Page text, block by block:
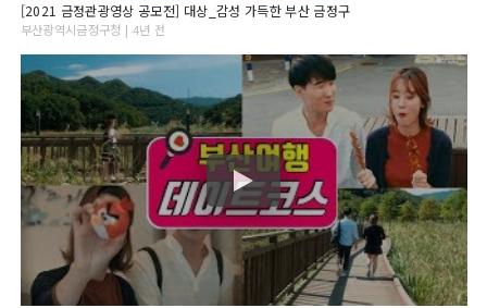
[2021 금정관광영상 공모전] 대상_감성 가득한 부산 금정구
부산광역시금정구청 | 4년 전